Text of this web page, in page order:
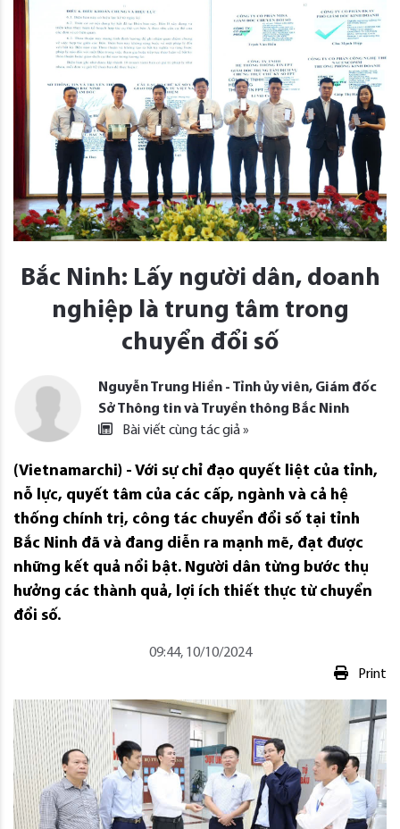
Bắc Ninh: Lấy người dân, doanh
nghiệp là trung tâm trong
chuyển đổi số
Nguyễn Trung Hiền - Tỉnh ủy viên, Giám đốc
Sở Thông tin và Truyền thông Bắc Ninh
Bài viết cùng tác giả »
(Vietnamarchi) - Với sự chỉ đạo quyết liệt của tỉnh,
nỗ lực, quyết tâm của các cấp, ngành và cả hệ
thống chính trị, công tác chuyển đổi số tại tỉnh
Bắc Ninh đã và đang diễn ra mạnh mẽ, đạt được
những kết quả nổi bật. Người dân từng bước thụ
hưởng các thành quả, lợi ích thiết thực từ chuyển
đổi số.
09:44, 10/10/2024
Print